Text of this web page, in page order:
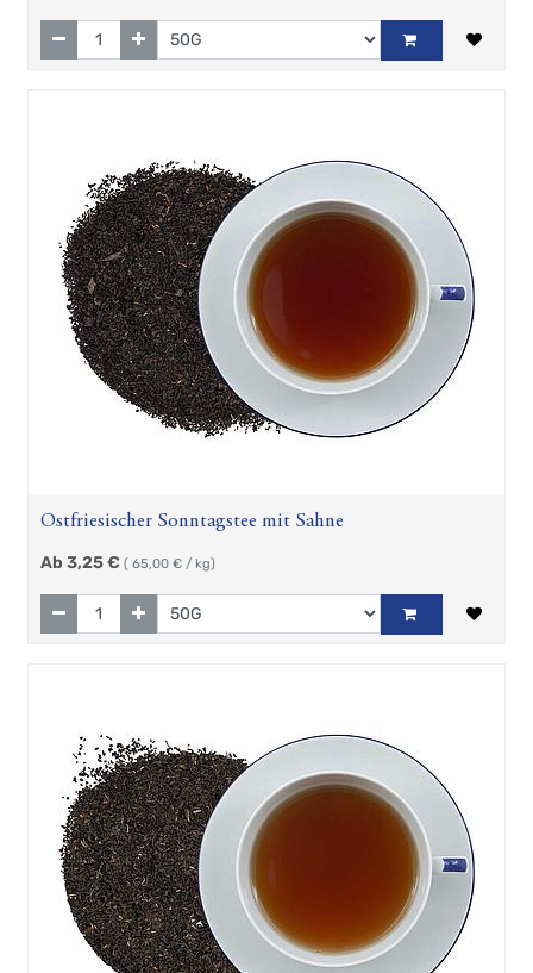
Ostfriesischer Sonntagstee mit Sahne
Ab 3,25€ ( 65,00 € / kg)